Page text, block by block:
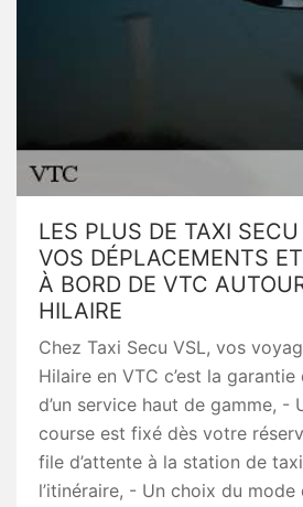
LES PLUS DE TAXI
VOS DÉPLACEMENTS
À BORD DE VTC
HILAIRE
Chez Taxi Secu VSL, vos
Hilaire en VTC c’est la
d’un service haut de gamme, -
course est fixé dès votre
file d’attente à la station de
l’itinéraire, - Un choix du mode